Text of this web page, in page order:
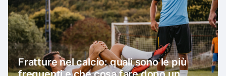
Fratture nel calcio: quali sono le più